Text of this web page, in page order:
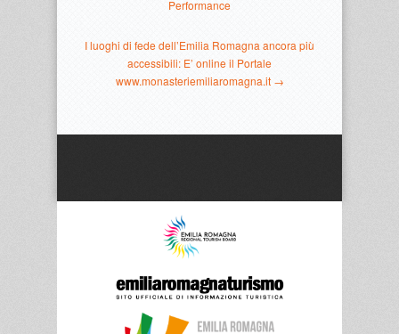
Performance
I luoghi di fede dell’Emilia Romagna ancora più
accessibili: E’ online il Portale
www.monasteriemiliaromagna.it →